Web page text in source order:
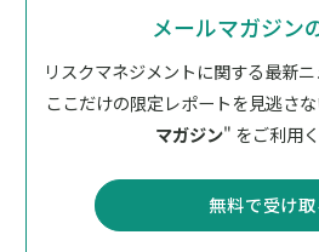
メールマガジン
リスクマネジメントに関する最新ニ
ここだけの限定レポートを見逃さな
マガジン" をご利用
無料で受け